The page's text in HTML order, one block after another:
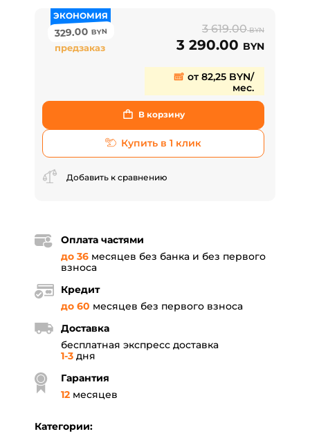
ЭКОНОМИЯ
329.00BYN
предзаказ
3 619.00BYN
3 290.00 BYN
от 82,25 BYN/
мес.
В корзину
Купить в 1 клик
Добавить к сравнению
Оплата частями
до 36 месяцев без банка и без первого
взноса
Кредит
до 60 месяцев без первого взноса
Доставка
бесплатная экспресс доставка
1-3 дня
Гарантия
12 месяцев
Категории: